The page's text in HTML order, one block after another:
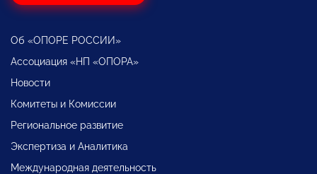
Об «ОПОРЕ РОССИИ»
Ассоциация «НП «ОПОРА»
Новости
Комитеты и Комиссии
Региональное развитие
Экспертиза и Аналитика
Международная деятельность